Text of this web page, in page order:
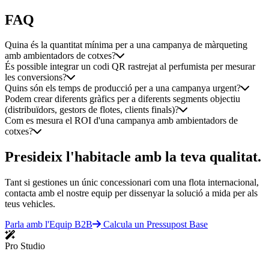
FAQ
Quina és la quantitat mínima per a una campanya de màrqueting
amb ambientadors de cotxes?
És possible integrar un codi QR rastrejat al perfumista per mesurar
les conversions?
Quins són els temps de producció per a una campanya urgent?
Podem crear diferents gràfics per a diferents segments objectiu
(distribuïdors, gestors de flotes, clients finals)?
Com es mesura el ROI d'una campanya amb ambientadors de
cotxes?
Presideix l'habitacle amb la teva qualitat.
Tant si gestiones un únic concessionari com una flota internacional,
contacta amb el nostre equip per dissenyar la solució a mida per als
teus vehicles.
Parla amb l'Equip B2B
Calcula un Pressupost Base
Pro Studio